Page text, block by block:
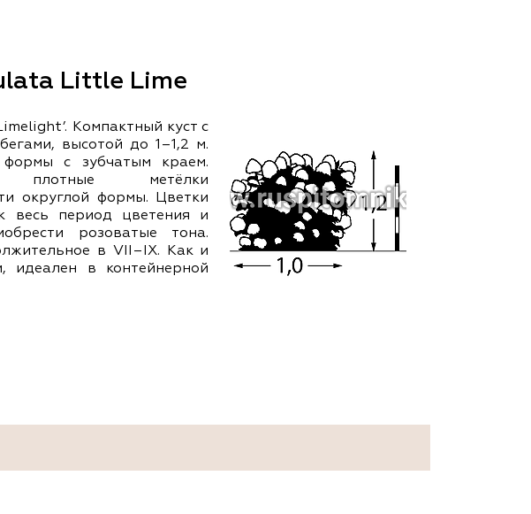
Little Lime
Компактный куст с
высотой до 1–1,2 м.
с зубчатым краем.
плотные метёлки
округлой формы. Цветки
весь период цветения и
розоватые тона.
в VІІ–ІХ. Как и
идеален в контейнерной